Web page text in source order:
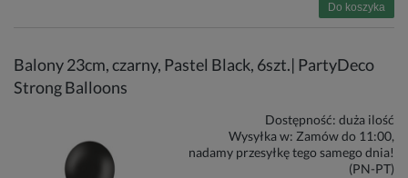
Do koszyka
Balony 23cm, czarny, Pastel Black, 6szt.| PartyDeco
Strong Balloons
Dostępność: duża ilość
Wysyłka w: Zamów do 11:00,
nadamy przesyłkę tego samego dnia!
(PN-PT)